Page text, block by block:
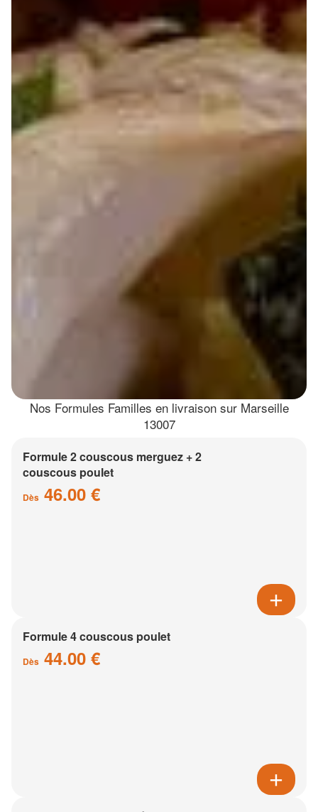
Nos Formules Familles en livraison sur Marseille
13007
Formule 2 couscous merguez + 2
couscous poulet
Dès 46.00 €
Formule 4 couscous poulet
Dès 44.00 €